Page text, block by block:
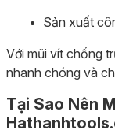
Sản xuất
Với mũi vít chống
nhanh chóng và
Tại Sao Nên